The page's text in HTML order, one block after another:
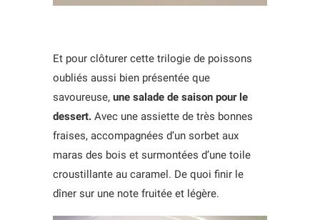
Et pour clôturer cette trilogie de poissons
oubliés aussi bien présentée que
savoureuse, une salade de saison pour le
dessert. Avec une assiette de très bonnes
fraises, accompagnées d’un sorbet aux
maras des bois et surmontées d’une toile
croustillante au caramel. De quoi finir le
dîner sur une note fruitée et légère.